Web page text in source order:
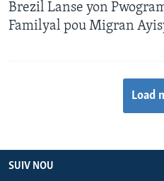
Brezil Lanse yon
Familyal pou Migran
Load
SUIV NOU